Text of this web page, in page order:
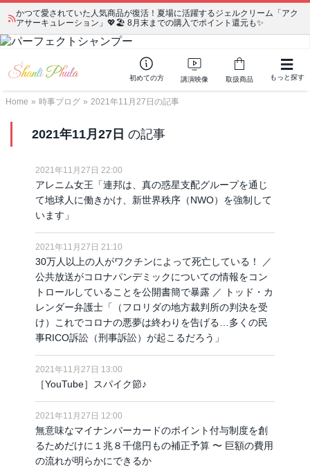
かつて愛されていた人気商品が復活！夏場に活躍するジェルクリーム「アク
アサーキュレーション」💖🏖️ 8月末までの購入でポイント還元も✨
初めての方 講演映像 取扱商品 もっと探す
Home » 時事ブログ » 2021年11月27日の記事
2021年11月27日 の記事
2021年11月27日 22:00
アレニム女王「連邦は、真の惑星支配グループを通じ
て地球人に働きかけ、新世界秩序（NWO）を強制して
います」
2021年11月27日 21:10
30万人以上の人がワクチンによって死亡している！ ／
公共放送がコロナパンデミックについての情報をコン
トロールしていることを公開書簡で暴露 ／ トッド・カ
レンダー弁護士「（フロリダの地方裁判所の判決を受
け）これでコロナの悪夢は終わりを告げる…多くの民
事RICO訴訟（刑事訴訟）が起こるだろう」
2021年11月27日 13:00
［YouTube］スパイク節♪
2021年11月27日 12:00
無意味なマイナンバーカードのポイント付与制度を創
るためだけに１兆８千億円もの補正予算 〜 巨額の費用
の流れが明らかにできるか